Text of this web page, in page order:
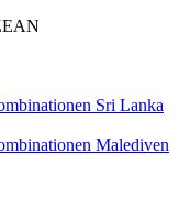
Sri Lanka
Malediven